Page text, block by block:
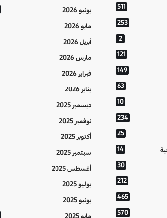
511
253
2
121
149
63
10
234
25
14
30
212
465
570
يونيو 2026
مايو 2026
أبريل 2026
مارس 2026
فبراير 2026
يناير 2026
ديسمبر 2025
نوفمبر 2025
أكتوبر 2025
سبتمبر 2025
أغسطس 2025
يوليو 2025
يونيو 2025
مايو 2025